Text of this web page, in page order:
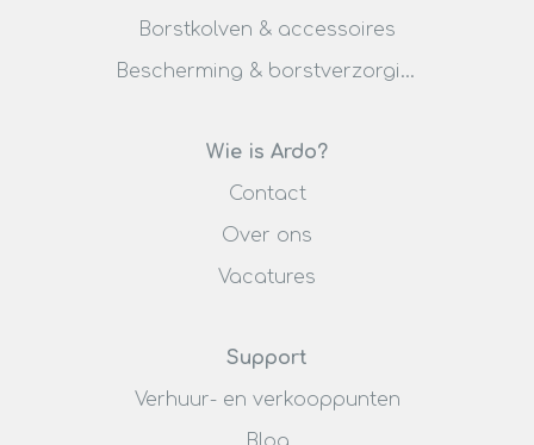
Borstkolven & accessoires
Bescherming & borstverzorging
Wie is Ardo?
Contact
Over ons
Vacatures
Support
Verhuur- en verkooppunten